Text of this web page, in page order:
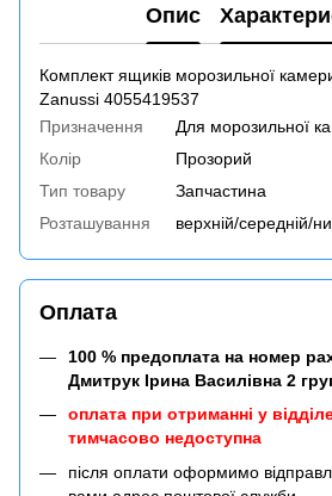
Опис
Комплект ящиків морозильної
Zanussi 4055419537
Призначення
Для морозильної
Колір
Прозорий
Тип товару
Запчастина
Розташування
верхній/середній/
Оплата
100 % предоплата на номер
Дмитрук Ірина Василівна 2
оплата при отриманні у
тимчасово недоступна
після оплати оформимо